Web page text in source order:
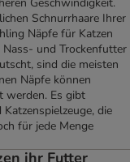
Schnurrhaare Ihrer
Näpfe für Katzen
und Trockenfutter
sind die meisten
Näpfe können
werden. Es gibt
die
für jede Menge
ihr Futter